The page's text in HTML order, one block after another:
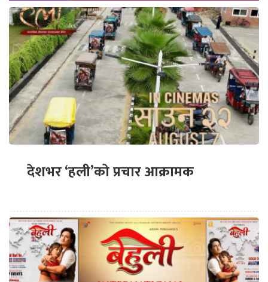
देशभर ‘हली’को प्रचार आक्रामक